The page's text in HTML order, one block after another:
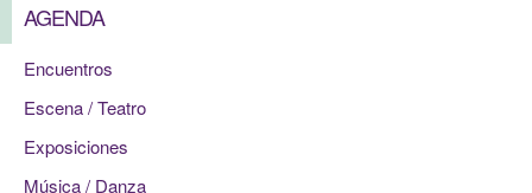
AGENDA
Encuentros
Escena / Teatro
Exposiciones
Música / Danza